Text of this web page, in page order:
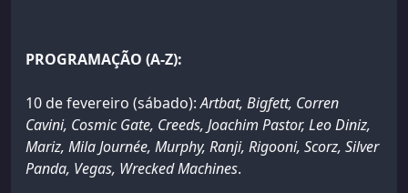
PROGRAMAÇÃO (A-Z):
10 de fevereiro (sábado):Artbat, Bigfett, Corren
Cavini, Cosmic Gate, Creeds, Joachim Pastor, Leo Diniz,
Mariz, Mila Journée, Murphy, Ranji, Rigooni, Scorz, Silver
Panda, Vegas, Wrecked Machines.